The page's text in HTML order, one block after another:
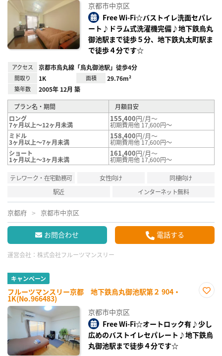
録
京都市中京区
Free Wi-Fi☆バストイレ洗面セパレ
ート♪ドラム式洗濯機完備♪地下鉄烏丸
御池駅まで徒歩５分、地下鉄丸太町駅ま
で徒歩４分です☆
アクセス 京都市烏丸線「烏丸御池駅」徒歩4分
間取り 1K 面積 29.76m²
築年数 2005年 12月 築
プラン名・期間
月額目安
ロング
7ヶ月以上～12ヶ月未満
155,400円/月～
初期費用他 17,600円～
ミドル
3ヶ月以上～7ヶ月未満
158,400円/月～
初期費用他 17,600円～
ショート
1ヶ月以上～3ヶ月未満
161,400円/月～
初期費用他 17,600円～
テレワーク・在宅勤務可 女性向け
同棲向け
駅近
インターネット無料
京都府 京都市中京区
お問合わせ 電話する
運営会社： 株式会社フルーツマンスリー
キャンペーン
フルーツマンスリー京都 地下鉄烏丸御池駅第２ 904・
1K(No.966483)
録
京都市中京区
Free Wi-Fi☆オートロック有♪少し
広めのバストイレセパレート♪地下鉄烏
丸御池駅まで徒歩４分です☆